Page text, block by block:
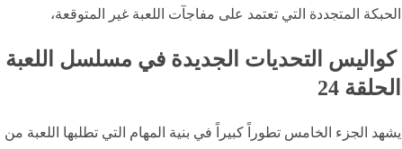
الحبكة المتجددة التي تعتمد على مفاجآت اللعبة غير المتوقعة،
كواليس التحديات الجديدة في مسلسل اللعبة
الحلقة 24
يشهد الجزء الخامس تطوراً كبيراً في بنية المهام التي تطلبها اللعبة من